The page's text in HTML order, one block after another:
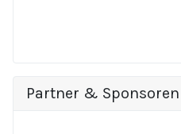
Partner & Sponsoren